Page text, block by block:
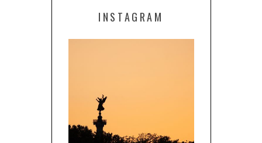
INSTAGRAM